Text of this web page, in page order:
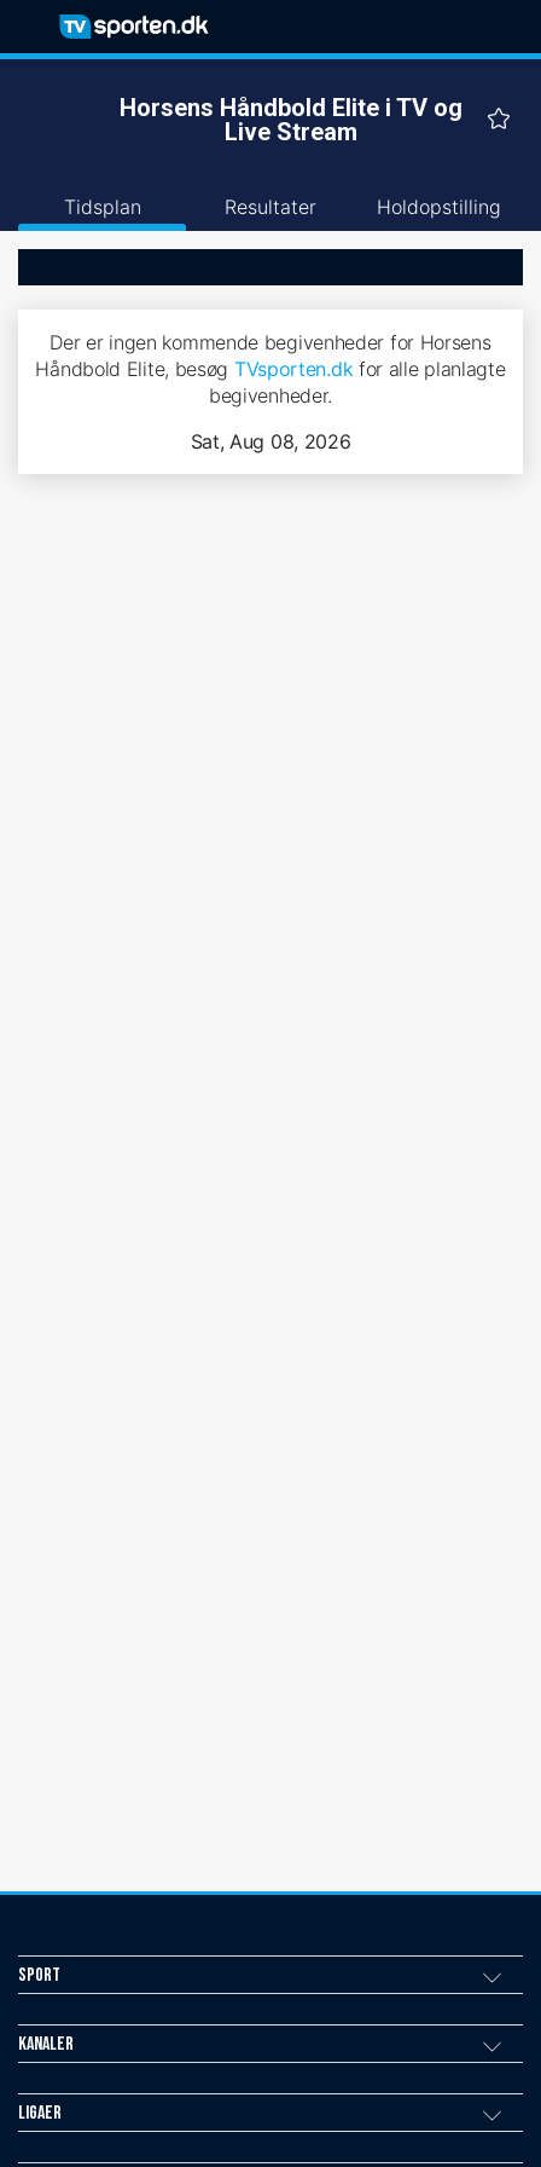
Horsens Håndbold Elite i TV og
Live Stream
Tidsplan Resultater Holdopstilling
Der er ingen kommende begivenheder for Horsens
Håndbold Elite, besøg TVsporten.dkfor alle planlagte
begivenheder.
Sat, Aug 08, 2026
Sport
Kanaler
Ligaer